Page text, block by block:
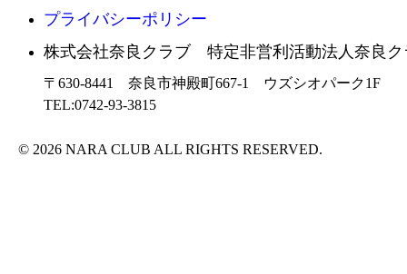
プライバシーポリシー
株式会社奈良クラブ 特定非営利活動法人奈良ク
〒630-8441 奈良市神殿町667-1
ウズシオパーク1F
TEL:0742-93-3815
© 2026 NARA CLUB ALL RIGHTS RESERVED.